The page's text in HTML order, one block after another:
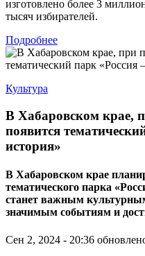
изготовлено более 3
тысяч избирателей.
Подробнее
Культура
В Хабаровском крае,
появится
история»
В Хабаровском крае
тематического парка
станет важным
значимым событиям и
Сен 2, 2024 - 20:36